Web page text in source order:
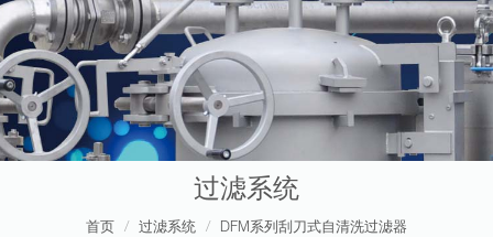
过滤系统
首页 过滤系统 DFM系列刮刀式自清洗过滤器